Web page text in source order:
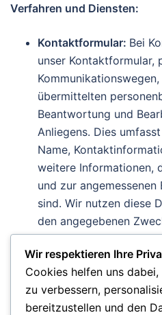
Verfahren und Diensten:
Kontaktformular: Bei
unser Kontaktformular,
übermittelten
Beantwortung und
Anliegens. Dies
Name,
weitere Informationen,
und zur
sind. Wir nutzen diese
den angegebenen
und Kommunikation;
Vertragserfüllung und
(Art. 6 Abs. 1 S. 1 lit. b)
Interessen (Art. 6 Abs. 1
Wir respektieren Ihre
Cookies helfen uns
zu verbessern,
bereitzustellen und den